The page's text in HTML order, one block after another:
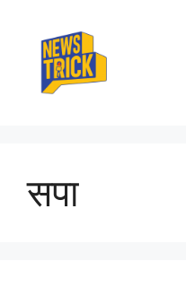
content
सपा